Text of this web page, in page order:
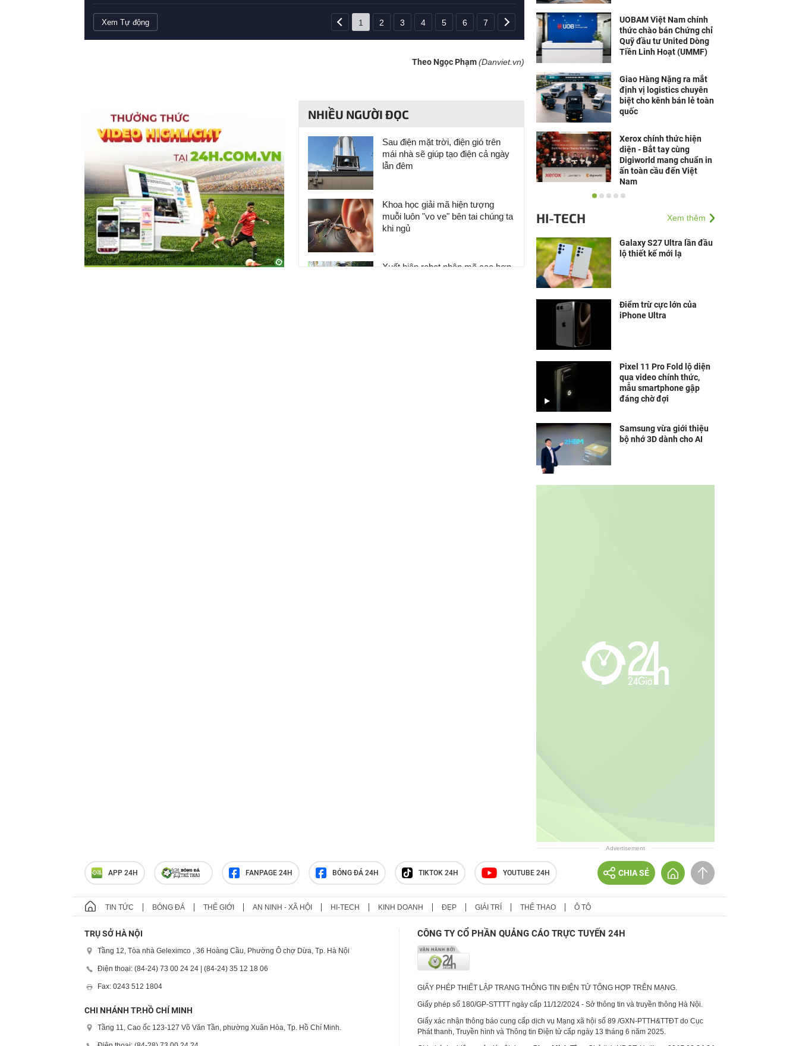
Xem Tự động 1 2 3 4 5 6 7
Theo Ngọc Phạm(Danviet.vn)
NHIỀU NGƯỜI ĐỌC
Sau điện mặt trời, điện gió trên
mái nhà sẽ giúp tạo điện cả ngày
lẫn đêm
Khoa học giải mã hiện tượng
muỗi luôn "vo ve" bên tai chúng ta
khi ngủ
Xuất hiện robot nhân mã cao hơn
UOBAM Việt Nam chính
thức chào bán Chứng chỉ
Quỹ đầu tư United Dòng
Tiền Linh Hoạt (UMMF)
Giao Hàng Nặng ra mắt
định vị logistics chuyên
biệt cho kênh bán lẻ toàn
quốc
Xerox chính thức hiện
diện - Bắt tay cùng
Digiworld mang chuẩn in
ấn toàn cầu đến Việt
Nam
Cộng đồng Võ Lâm
Lâm Tình Kiếm 3D
HI-TECH Xem thêm
Galaxy S27 Ultra lần đầu
lộ thiết kế mới lạ
Điểm trừ cực lớn của
iPhone Ultra
Pixel 11 Pro Fold lộ diện
qua video chính thức,
mẫu smartphone gập
đáng chờ đợi
Samsung vừa giới thiệu
bộ nhớ 3D dành cho AI
Advertisement
APP 24H FANPAGE 24H BÓNG ĐÁ 24H TIKTOK 24H YOUTUBE 24H CHIA SẺ
TIN TỨC BÓNG ĐÁ THẾ GIỚI AN NINH - XÃ HỘI HI-TECH KINH DOANH ĐẸP GIẢI TRÍ THỂ THAO Ô TÔ
TRỤ SỞ HÀ NỘI
Tầng 12, Tòa nhà Geleximco , 36 Hoàng Cầu, Phường Ô chợ Dừa, Tp. Hà Nội
Điện thoại: (84-24) 73 00 24 24 | (84-24) 35 12 18 06
Fax: 0243 512 1804
CHI NHÁNH TP.HỒ CHÍ MINH
Tầng 11, Cao ốc 123-127 Võ Văn Tần, phường Xuân Hòa, Tp. Hồ Chí Minh.
CÔNG TY CỔ PHẦN QUẢNG CÁO TRỰC TUYẾN 24H
GIẤY PHÉP THIẾT LẬP TRANG THÔNG TIN ĐIỆN TỬ TỔNG HỢP TRÊN MẠNG.
Giấy phép số 180/GP-STTTT ngày cấp 11/12/2024 - Sở thông tin và truyền thông Hà Nội.
Giấy xác nhận thông báo cung cấp dịch vụ Mạng xã hội số 89 /GXN-PTTH&TTĐT do Cục
Phát thanh, Truyền hình và Thông tin Điện tử cấp ngày 13 tháng 6 năm 2025.